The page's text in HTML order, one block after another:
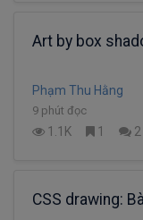
Art by box
Phạm Thu Hằng
9 phút đọc
1.1K 1 2
CSS drawing: